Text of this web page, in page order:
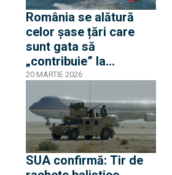
România se alătură
celor șase țări care
sunt gata să
„contribuie” la
restabilirea trecerii
Ormuz, dar fără să se
implice în război
20 MARTIE 2026
SUA confirmă: Tir de